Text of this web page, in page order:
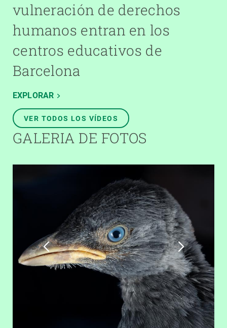
vulneración de derechos
humanos entran en los
centros educativos de
Barcelona
EXPLORAR
VER TODOS LOS VÍDEOS
GALERIA DE FOTOS